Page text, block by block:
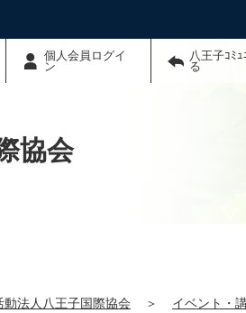
個人会員ログイ
ン
八王子ｺﾐ
る
協会
動法人八王子国際協会 ＞ イベント・